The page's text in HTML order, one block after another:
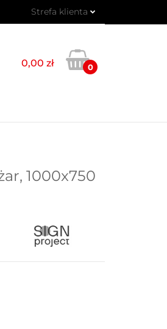
Strefa klienta
Zarejestruj się
Dodaj zgłoszenie
0,00 zł 0
1000x750